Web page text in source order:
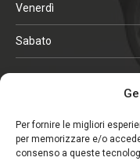
Per fornire le migliori
per memorizzare e/o
consenso a queste
Venerdì
Sabato
ORARI IN ALTA
Lunedì - Venerdì